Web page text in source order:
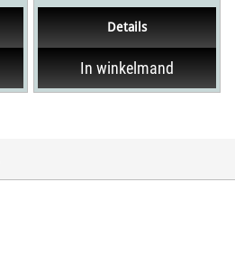
The old masters dealt only
Details
In winkelmand